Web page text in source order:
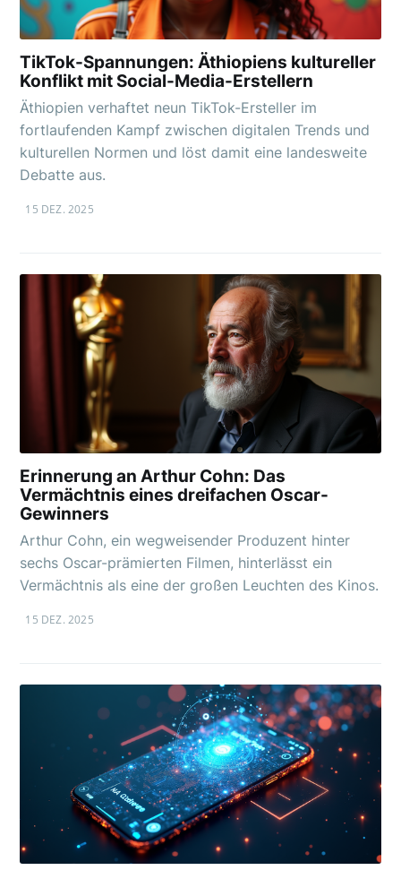
TikTok-Spannungen: Äthiopiens kultureller
Konflikt mit Social-Media-Erstellern
Äthiopien verhaftet neun TikTok-Ersteller im
fortlaufenden Kampf zwischen digitalen Trends und
kulturellen Normen und löst damit eine landesweite
Debatte aus.
15 DEZ. 2025
Erinnerung an Arthur Cohn: Das
Vermächtnis eines dreifachen Oscar-
Gewinners
Arthur Cohn, ein wegweisender Produzent hinter
sechs Oscar-prämierten Filmen, hinterlässt ein
Vermächtnis als eine der großen Leuchten des Kinos.
15 DEZ. 2025